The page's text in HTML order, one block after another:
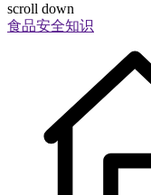
scroll down
食品安全知识